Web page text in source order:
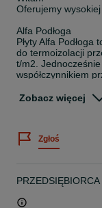
Oferujemy
Alfa Podłoga
Płyty Alfa
do termoizolacji
t/m2.
współczynnikiem
Lambda: 0,038 [W/
Krawędzie: gładkie
Zastosowanie
izolacja cieplna
Zobacz więcej
Zgłoś
PRZEDSIĘBIORCA